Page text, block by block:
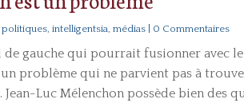
politiques, intelligentsia, médias | 0 Commentaires
de gauche qui pourrait fusionner avec
problème qui ne parvient pas à
Jean-Luc Mélenchon possède bien des